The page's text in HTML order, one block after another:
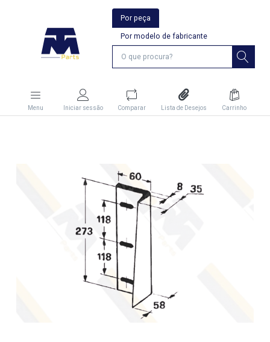
Por peça
Por modelo de fabricante
Menu Iniciar sessão Comparar Lista de Desejos Carrinho